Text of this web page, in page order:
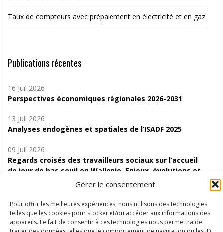
Gérer le consentement
Pour offrir les meilleures expériences, nous utilisons des technologies
telles que les cookies pour stocker et/ou accéder aux informations des
appareils. Le fait de consentir à ces technologies nous permettra de
Taux de compteurs avec prépaiement en électricité et en gaz
Publications récentes
16 Juil 2026
Perspectives économiques régionales 2026-2031
13 Juil 2026
Analyses endogènes et spatiales de l’ISADF 2025
09 Juil 2026
Regards croisés des travailleurs sociaux sur l’accueil
de jour de bas seuil en Wallonie. Enjeux, évolutions et
06 Juil 2026
Étude d’évaluabilité des Structures
d’accompagnement à l’autocréation d’emploi (SAACE)